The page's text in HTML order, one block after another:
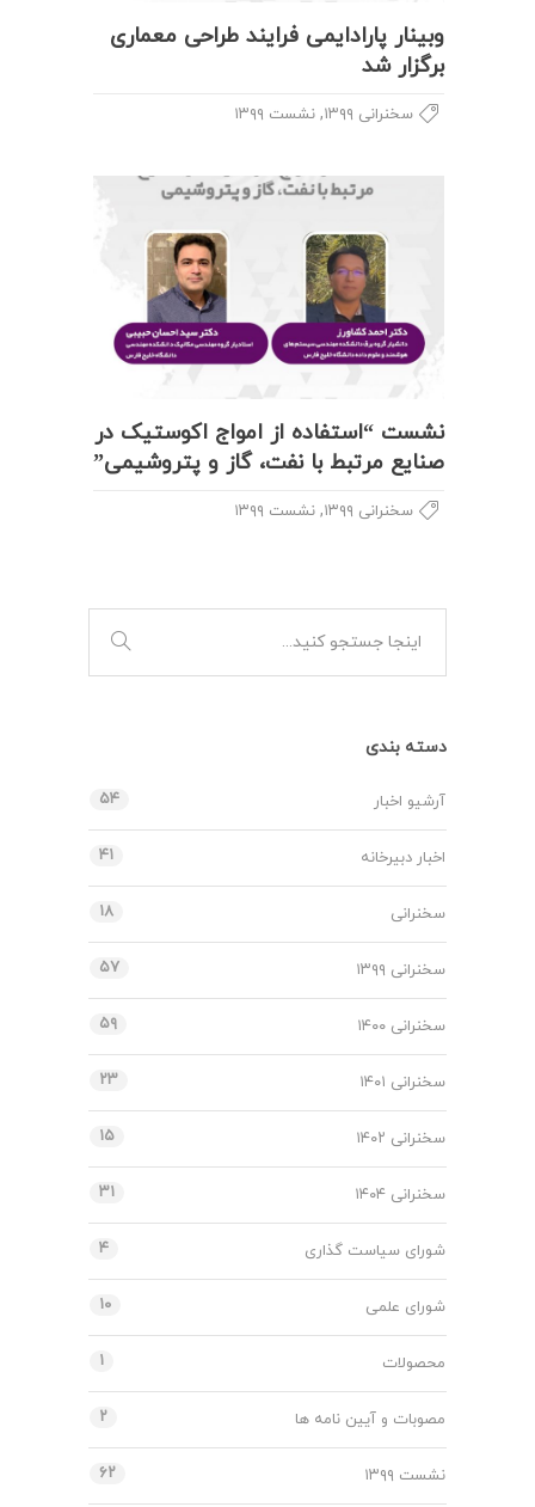
وبینار پارادایمی فرایند طراحی معماری
برگزار شد
سخنرانی ۱۳۹۹ , نشست ۱۳۹۹
نشست “استفاده از امواج اکوستیک در
صنایع مرتبط با نفت، گاز و پتروشیمی”
سخنرانی ۱۳۹۹ , نشست ۱۳۹۹
دسته بندی
آرشیو اخبار ۵۴
اخبار دبیرخانه ۴۱
سخنرانی ۱۸
سخنرانی ۱۳۹۹ ۵۷
سخنرانی ۱۴۰۰ ۵۹
سخنرانی ۱۴۰۱ ۲۳
سخنرانی ۱۴۰۲ ۱۵
سخنرانی ۱۴۰۴ ۳۱
شورای سیاست گذاری ۴
شورای علمی ۱۰
محصولات ۱
مصوبات و آیین نامه ها ۲
نشست ۱۳۹۹ ۶۲